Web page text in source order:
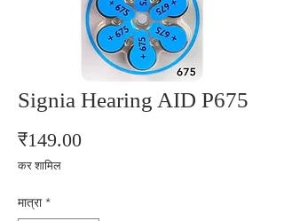
Signia Hearing AID P675
₹149.00मूल्य
कर शामिल
मात्रा *